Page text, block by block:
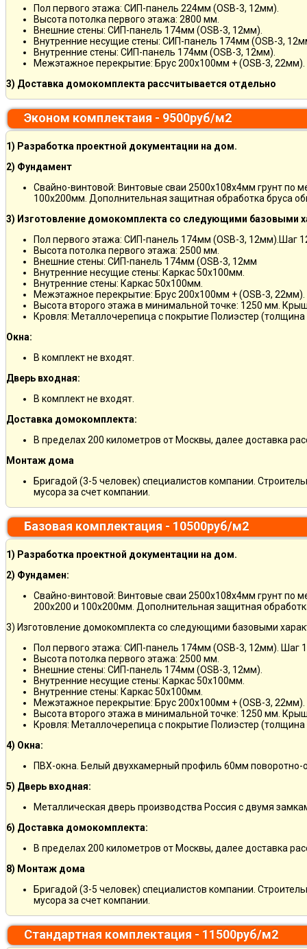
Пол первого этажа: СИП-панель 224мм (OSB-3, 12мм).
Высота потолка первого этажа: 2800 мм.
Внешние стены: СИП-панель 174мм (OSB-3, 12мм).
Внутренние несущие стены: СИП-панель 174мм (OSB-3,
Внутренние стены: СИП-панель 174мм (OSB-3, 12мм).
Межэтажное перекрытие: Брус 200х100мм + (OSB-3, 22мм).
3) Доставка домокомплекта рассчитывается отдельно
Эконом комплектаия - 9500руб/м2
1) Разработка проектной документации на дом.
2) Фундамент
Свайно-винтовой: Винтовые сваи 2500х108х4мм грунт по
100х200мм. Дополнительная защитная обработка бруса
3) Изготовление домокомплекта со следующими базовыми
Пол первого этажа: СИП-панель 174мм (OSB-3, 12мм).Шаг
Высота потолка первого этажа: 2500 мм.
Внешние стены: СИП-панель 174мм (OSB-3, 12мм
Внутренние несущие стены: Каркас 50х100мм.
Внутренние стены: Каркас 50х100мм.
Межэтажное перекрытие: Брус 200х100мм + (OSB-3, 22мм).
Высота второго этажа в минимальной точке: 1250 мм.
Кровля: Металлочерепица с покрытие Полиэстер
Окна:
В комплект не входят.
Дверь входная:
В комплект не входят.
Доставка домокомплекта:
В пределах 200 километров от Москвы, далее доставка
Монтаж дома
Бригадой (3-5 человек) специалистов компании.
мусора за счет компании.
Базовая комплектация - 10500руб/м2
1) Разработка проектной документации на дом.
2) Фундамен:
Свайно-винтовой: Винтовые сваи 2500х108х4мм грунт по
200х200 и 100х200мм. Дополнительная защитная
3) Изготовление домокомплекта со следующими базовыми
Пол первого этажа: СИП-панель 174мм (OSB-3, 12мм). Шаг
Высота потолка первого этажа: 2500 мм.
Внешние стены: СИП-панель 174мм (OSB-3, 12мм).
Внутренние несущие стены: Каркас 50х100мм.
Внутренние стены: Каркас 50х100мм.
Межэтажное перекрытие: Брус 200х100мм + (OSB-3, 22мм).
Высота второго этажа в минимальной точке: 1250 мм.
Кровля: Металлочерепица с покрытие Полиэстер
4) Окна:
ПВХ-окна. Белый двухкамерный профиль 60мм поворотно-
5) Дверь входная:
Металлическая дверь производства Россия с двумя
6) Доставка домокомплекта:
В пределах 200 километров от Москвы, далее доставка
8) Монтаж дома
Бригадой (3-5 человек) специалистов компании.
мусора за счет компании.
Стандартная комплектация - 11500руб/м2